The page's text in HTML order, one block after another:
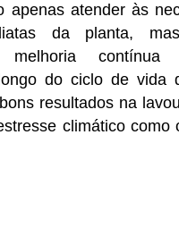
apenas atender às
da planta,
melhoria
do ciclo de vida
resultados na
climático como